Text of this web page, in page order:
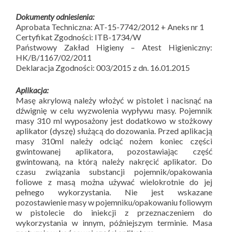
Dokumenty odniesienia:
Aprobata Techniczna: AT-15-7742/2012 + Aneks nr 1
Certyfikat Zgodności: ITB-1734/W
Państwowy Zakład Higieny – Atest Higieniczny:
HK/B/1167/02/2011
Deklaracja Zgodności: 003/2015 z dn. 16.01.2015
Aplikacja:
Masę akrylową należy włożyć w pistolet i nacisnąć na
dźwignię w celu wyzwolenia wypływu masy. Pojemnik
masy 310 ml wyposażony jest dodatkowo w stożkowy
aplikator (dyszę) służącą do dozowania. Przed aplikacją
masy 310ml należy odciąć nożem koniec części
gwintowanej aplikatora, pozostawiając część
gwintowaną, na którą należy nakręcić aplikator. Do
czasu związania substancji pojemnik/opakowania
foliowe z masą można używać wielokrotnie do jej
pełnego wykorzystania. Nie jest wskazane
pozostawienie masy w pojemniku/opakowaniu foliowym
w pistolecie do iniekcji z przeznaczeniem do
wykorzystania w innym, późniejszym terminie. Masa